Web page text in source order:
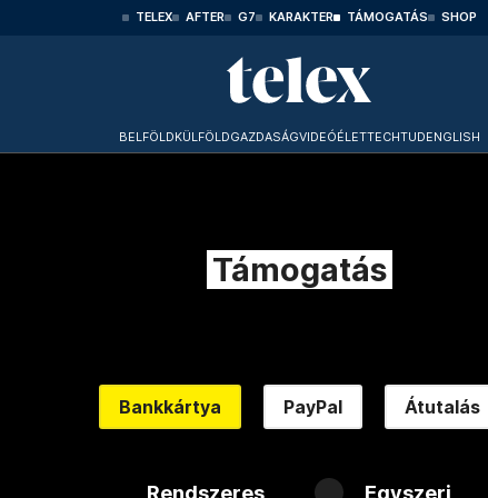
TELEX AFTER G7 KARAKTER TÁMOGATÁS SHOP
BELFÖLDKÜLFÖLDGAZDASÁGVIDEÓÉLETTECHTUDENGLISH
Támogatás
Bankkártya PayPal Átutalás
Rendszeres Egyszeri